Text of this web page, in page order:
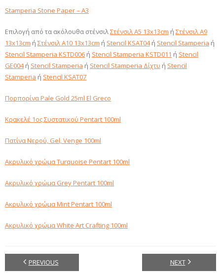
Stamperia Stone Paper – A3
Επιλογή από τα ακόλουθα στένσιλΣτένσιλ Α5 13x13cm ή Στένσιλ Α9
13x13cm ή Στένσιλ Α10 13x13cm ή Stencil KSAT04ή Stencil Stamperia ή
Stencil Stamperia KSTD006 ή Stencil Stamperia KSTD011 ή Stencil
GE004ή Stencil Stamperia ή Stencil Stamperia Δίχτυ ή Stencil
Stamperia ή Stencil KSAT07
Πορπορίνα Pale Gold 25ml El Greco
Κρακελέ 1ος Συστατικού Pentart 100ml
Πατίνα Νερού, Gel, Venge 100ml
Ακρυλικό χρώμα Turquoise Pentart 100ml
Ακρυλικό χρώμα Grey Pentart 100ml
Ακρυλικό χρώμα Mint Pentart 100ml
Ακρυλικό χρώμα White Art Crafting 100ml
PREVIOUS NEXT